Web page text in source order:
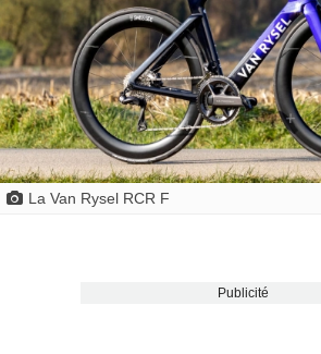
La Van Rysel RCR F
Publicité